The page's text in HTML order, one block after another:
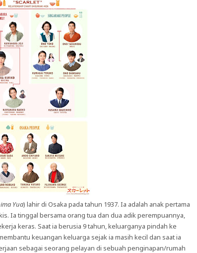
Yua) lahir di Osaka pada tahun 1937. Ia adalah anak pertama
Ia tinggal bersama orang tua dan dua adik perempuannya,
keras. Saat ia berusia 9 tahun, keluarganya pindah ke
keuangan keluarga sejak ia masih kecil dan saat ia
sebagai seorang pelayan di sebuah penginapan/rumah